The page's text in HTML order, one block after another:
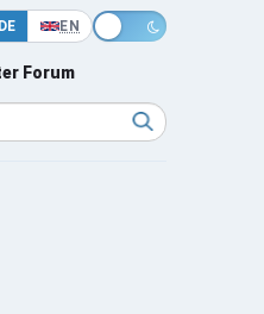
EN
Forum